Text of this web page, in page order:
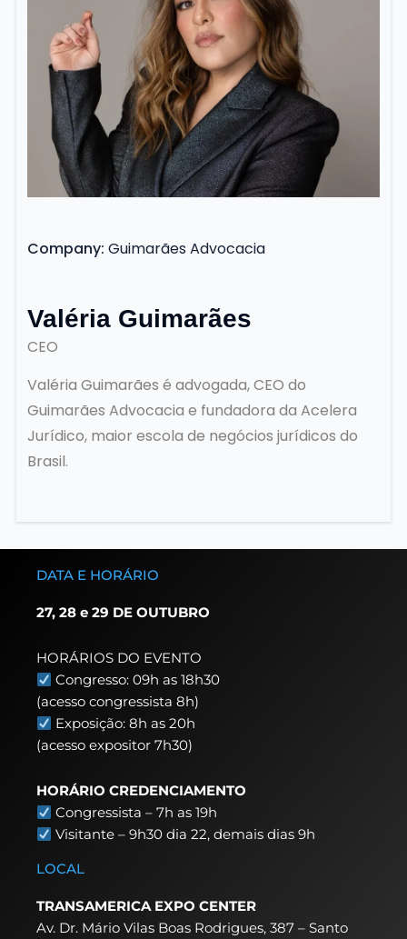
Company Guimarães Advocacia
Valéria Guimarães
CEO
Valéria Guimarães é advogada, CEO do
Guimarães Advocacia e fundadora da Acelera
Jurídico, maior escola de negócios jurídicos do
Brasil.
DATA E HORÁRIO
27, 28 e 29 DE OUTUBRO
HORÁRIOS DO EVENTO
Congresso: 09h as 18h30
(acesso congressista 8h)
Exposição: 8h as 20h
(acesso expositor 7h30)
HORÁRIO CREDENCIAMENTO
Congressista – 7h as 19h
Visitante – 9h30 dia 22,demais dias 9h
LOCAL
TRANSAMERICA EXPO CENTER
Av. Dr. Mário Vilas Boas Rodrigues, 387 – Santo